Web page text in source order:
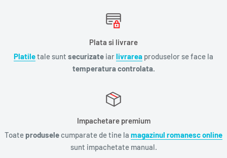
Plata si livrare
Platiletale sunt securizate iarlivrarea produselor se face la
temperatura controlata.
Impachetare premium
Toate produsele cumparate de tine la magazinul romanesc online
sunt impachetate manual.